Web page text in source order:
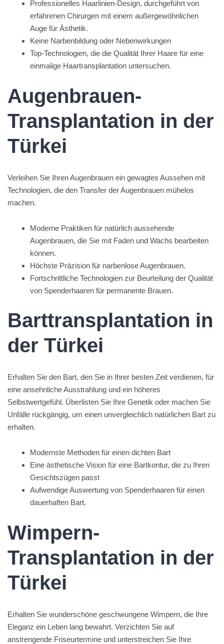
Professionelles Haarlinien-Design, durchgeführt von
erfahrenen Chirurgen mit einem außergewöhnlichen
Auge für Ästhetik.
Keine Narbenbildung oder Nebenwirkungen
Top-Technologien, die die Qualität Ihrer Haare für eine
einmalige Haartransplantation untersuchen.
Augenbrauen-
Transplantation in der
Türkei
Verleihen Sie Ihren Augenbrauen ein gewagtes Aussehen mit
Technologien, die den Transfer der Augenbrauen mühelos
machen.
Moderne Praktiken für natürlich aussehende
Augenbrauen, die Sie mit Faden und Wachs bearbeiten
können.
Höchste Präzision für narbenlose Augenbrauen.
Fortschrittliche Technologien zur Beurteilung der Qualität
von Spenderhaaren für permanente Brauen.
Barttransplantation in
der Türkei
Erhalten Sie den Bart, den Sie in Ihrer besten Zeit verdienen, für
eine ansehnliche Ausstrahlung und ein höheres
Selbstwertgefühl. Überlisten Sie Ihre Genetik oder machen Sie
Unfälle rückgängig, um einen unvergleichlich natürlichen Bart zu
erhalten.
Modernste Methoden für einen dichten Bart
Eine ästhetische Vision für eine Bartkontur, die zu Ihren
Gesichtszügen passt
Aufwendige Auswertung von Spenderhaaren für einen
dauerhaften Bart.
Wimpern-
Transplantation in der
Türkei
Erhalten Sie wunderschöne geschwungene Wimpern, die Ihre
Eleganz ein Leben lang bewahrt. Verzichten Sie auf
anstrengende Friseurtermine und unterstreichen Sie Ihre